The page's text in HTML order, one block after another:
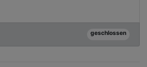
geschlossen